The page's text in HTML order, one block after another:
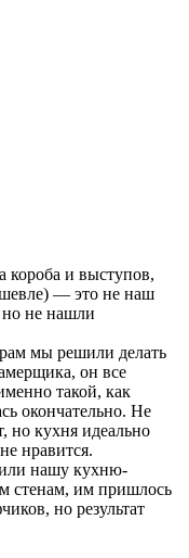
короба и выступов,
— это не наш
не нашли
мы решили делать
он все
такой, как
окончательно. Не
но кухня идеально
нравится.
нашу кухню-
стенам, им пришлось
но результат